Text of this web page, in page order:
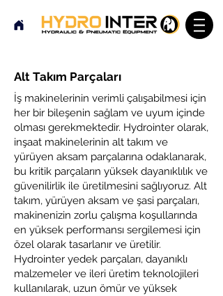
Alt Takım Parçaları
İş makinelerinin verimli çalışabilmesi için
her bir bileşenin sağlam ve uyum içinde
olması gerekmektedir. Hydrointer olarak,
inşaat makinelerinin alt takım ve
yürüyen aksam parçalarına odaklanarak,
bu kritik parçaların yüksek dayanıklılık ve
güvenilirlik ile üretilmesini sağlıyoruz. Alt
takım, yürüyen aksam ve şasi parçaları,
makinenizin zorlu çalışma koşullarında
en yüksek performansı sergilemesi için
özel olarak tasarlanır ve üretilir.
Hydrointer yedek parçaları, dayanıklı
malzemeler ve ileri üretim teknolojileri
kullanılarak, uzun ömür ve yüksek